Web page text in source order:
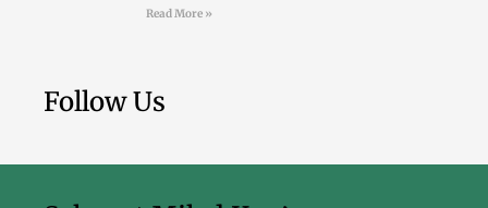
Read More »
Follow Us